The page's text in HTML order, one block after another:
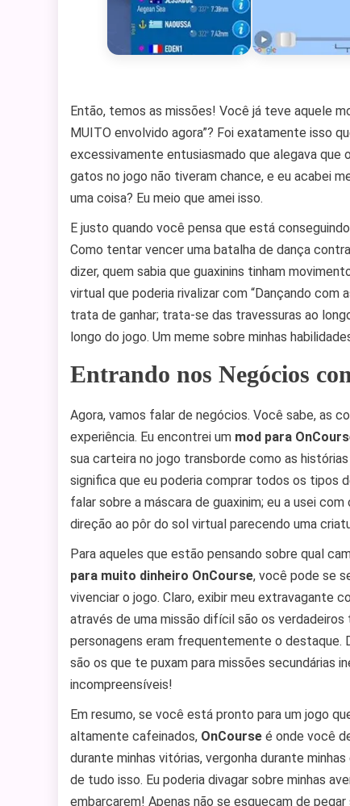
Então, temos as missões! Você já teve aquele
MUITO envolvido agora”? Foi exatamente isso
excessivamente entusiasmado que alegava que
gatos no jogo não tiveram chance, e eu acabei
uma coisa? Eu meio que amei isso.
E justo quando você pensa que está
Como tentar vencer uma batalha de dança
dizer, quem sabia que guaxinins tinham
virtual que poderia rivalizar com “Dançando com
trata de ganhar; trata-se das travessuras ao
longo do jogo. Um meme sobre minhas
Entrando nos Negócios
Agora, vamos falar de negócios. Você sabe, as
experiência. Eu encontrei um mod para
sua carteira no jogo transborde como as
significa que eu poderia comprar todos os tipos
falar sobre a máscara de guaxinim; eu a usei
direção ao pôr do sol virtual parecendo uma
Para aqueles que estão pensando sobre qual
para muito dinheiro OnCourse, você pode se
vivenciar o jogo. Claro, exibir meu extravagante
através de uma missão difícil são os
personagens eram frequentemente o destaque.
são os que te puxam para missões secundárias
incompreensíveis!
Em resumo, se você está pronto para um jogo
altamente cafeinados, OnCourse é onde você
durante minhas vitórias, vergonha durante
de tudo isso. Eu poderia divagar sobre minhas
embarcarem! Apenas não se esqueçam de